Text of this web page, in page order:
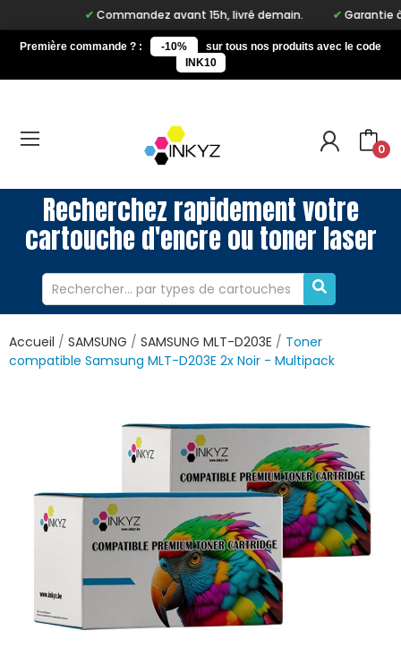
Commandez avant 15h, livré demain. Garantie à
Première commande ? : -10%
sur tous nos produits avec le code
INK10
0
Recherchez rapidement votre
cartouche d'encre ou toner laser
Accueil SAMSUNG SAMSUNG MLT-D203E
Toner
compatible Samsung MLT-D203E 2x Noir - Multipack